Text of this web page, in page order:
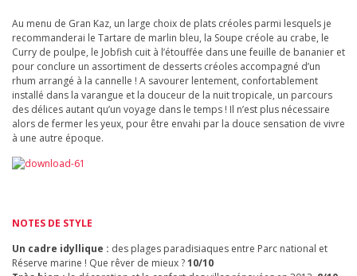
Au menu de Gran Kaz, un large choix de plats créoles parmi lesquels je
recommanderai le Tartare de marlin bleu, la Soupe créole au crabe, le
Curry de poulpe, le Jobfish cuit à l’étouffée dans une feuille de bananier et
pour conclure un assortiment de desserts créoles accompagné d’un
rhum arrangé à la cannelle ! A savourer lentement, confortablement
installé dans la varangue et la douceur de la nuit tropicale, un parcours
des délices autant qu’un voyage dans le temps ! Il n’est plus nécessaire
alors de fermer les yeux, pour être envahi par la douce sensation de vivre
à une autre époque.
NOTES DE STYLE
Un cadre idyllique : des plages paradisiaques entre Parc national et
Réserve marine ! Que rêver de mieux ?10/10